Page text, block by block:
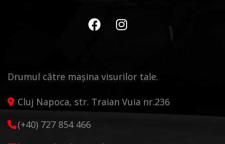
Drumul către mașina visurilor tale.
Cluj Napoca, str. Traian Vuia nr.236
(+40) 727 854 466